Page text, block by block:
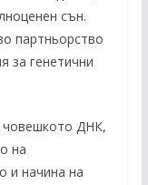
сън.
партньорство
за генетични
човешкото ДНК,
на
и начина на